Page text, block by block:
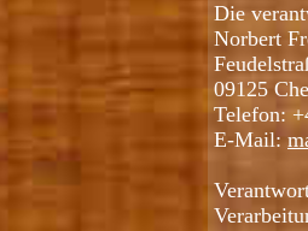
Die
Norbert
09125
Telefon:
E-Mail: